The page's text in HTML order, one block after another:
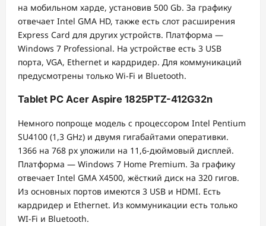
на мобильном харде, установив 500 Gb. За графику
отвечает Intel GMA HD, также есть слот расширения
Express Card для других устройств. Платформа —
Windows 7 Professional. На устройстве есть 3 USB
порта, VGA, Ethernet и кардридер. Для коммуникаций
предусмотрены только Wi-Fi и Bluetooth.
Tablet PC Acer Aspire 1825PTZ-412G32n
Немного попроще модель с процессором Intel Pentium
SU4100 (1,3 GHz) и двумя гигабайтами оперативки.
1366 на 768 px уложили на 11,6-дюймовый дисплей.
Платформа — Windows 7 Home Premium. За графику
отвечает Intel GMA X4500, жёсткий диск на 320 гигов.
Из основных портов имеются 3 USB и HDMI. Есть
кардридер и Ethernet. Из коммуникации есть только
WI-Fi и Bluetooth.